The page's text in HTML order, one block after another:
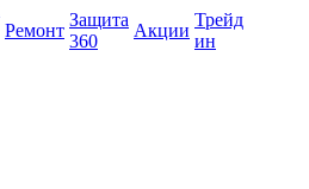
Ремонт
Защита
360
Акции
Трейд
ин